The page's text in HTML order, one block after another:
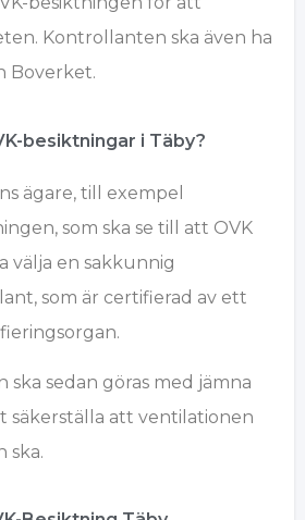
Kontrollanten ska även ha
Boverket.
besiktningar i ​Täby?
ägare, till exempel
som ska se till att OVK
välja en sakkunnig
som är certifierad av ett
ska sedan göras med jämna
säkerställa att ventilationen
ska.